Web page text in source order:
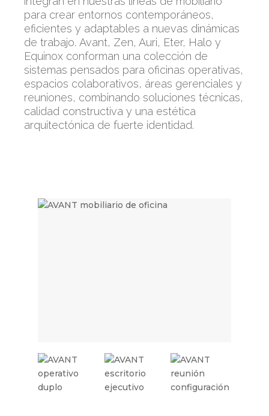
para crear entornos contemporáneos,
eficientes y adaptables a nuevas dinámicas
de trabajo. Avant, Zen, Auri, Eter, Halo y
Equinox conforman una colección de
sistemas pensados para oficinas operativas,
espacios colaborativos, áreas gerenciales y
reuniones, combinando soluciones técnicas,
calidad constructiva y una estética
arquitectónica de fuerte identidad.